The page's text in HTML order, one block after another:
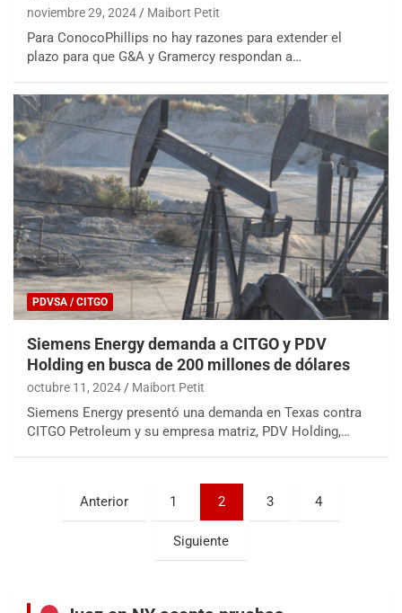
noviembre 29, 2024 Maibort Petit
Para ConocoPhillips no hay razones para extender el
plazo para que G&A y Gramercy respondan a…
PDVSA / CITGO
Siemens Energy demanda a CITGO y PDV
Holding en busca de 200 millones de dólares
octubre 11, 2024 Maibort Petit
Siemens Energy presentó una demanda en Texas contra
CITGO Petroleum y su empresa matriz, PDV Holding,…
Paginación
Anterior 1 2 3 4
Siguiente